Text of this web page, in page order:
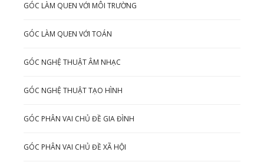
GÓC LÀM QUEN VỚI MÔI TRƯỜNG
GÓC LÀM QUEN VỚI TOÁN
GÓC NGHỆ THUẬT ÂM NHẠC
GÓC NGHỆ THUẬT TẠO HÌNH
GÓC PHÂN VAI CHỦ ĐỀ GIA ĐÌNH
GÓC PHÂN VAI CHỦ ĐỀ XÃ HỘI